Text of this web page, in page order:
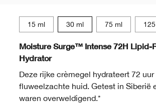
15 ml 30 ml 75 ml
Moisture Surge™ Intense 72H Lipid-
Hydrator
Deze rijke crèmegel hydrateert 72
fluweelzachte huid. Getest in Siberië
waren overweldigend.*